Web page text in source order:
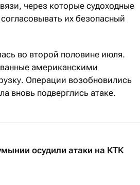
через которые судоходные
их безопасный
во второй половине июля.
американскими
Операции возобновились
вновь подверглись атаке.
осудили атаки на КТК